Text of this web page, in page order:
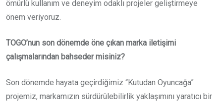
ömürlü kullanım ve deneyim odaklı projeler geliştirmeye
önem veriyoruz.
TOGO’nun son dönemde öne çıkan marka iletişimi
çalışmalarından bahseder misiniz?
Son dönemde hayata geçirdiğimiz “Kutudan Oyuncağa”
projemiz, markamızın sürdürülebilirlik yaklaşımını yaratıcı bir